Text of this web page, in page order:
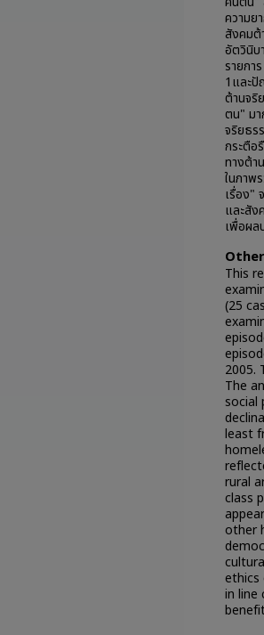
ความย
สังคมต้
อัตวินิบ
รายกา
1และปั
ต้านจริ
ตน" มา
จริยธร
กระตือ
ทางต้า
ในภาพ
เรื่อง"
และสัง
เพื่อผล
This
(25
2005.
The
social
least
rural
class
other
ethics
in line